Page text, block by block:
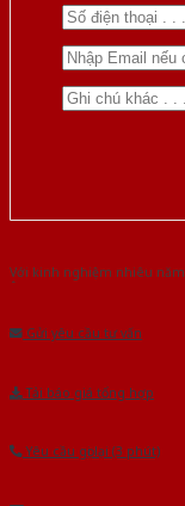
Với kinh nghiệm nhiêu
Âu.Chúng tôi tự tin là nhà
Gửi yêu cầu tư vấn
Tải báo giá tổng hợp
Yêu cầu gọi lại (3 phút)